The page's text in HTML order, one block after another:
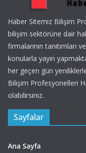
Haber Sitemiz Bilişim
bilişim sektörüne dair
firmalarının tanıtımları
konularla yayın
her geçen gün
Bilişim Profesyonelleri
olabilirsiniz.
Sayfalar
Ana Sayfa